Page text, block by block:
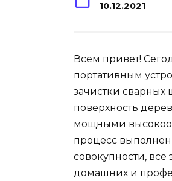
10.12.2021
Всем привет!
портативным
зачистки сварных
поверхность
мощными
процесс
совокупности,
домашних и